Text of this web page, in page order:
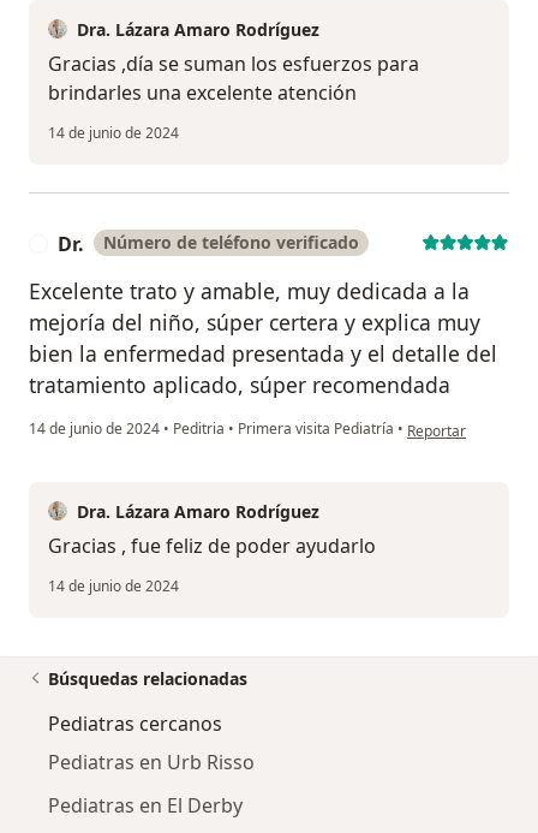
Dra. Lázara Amaro Rodríguez
Gracias ,día se suman los esfuerzos para
brindarles una excelente atención
14 de junio de 2024
Dr. Número de teléfono verificado
Excelente trato y amable, muy dedicada a la
mejoría del niño, súper certera y explica muy
bien la enfermedad presentada y el detalle del
tratamiento aplicado, súper recomendada
14 de junio de 2024 • Peditria • Primera visita Pediatría • en opinión del
Reportar
Dra. Lázara Amaro Rodríguez
Gracias , fue feliz de poder ayudarlo
14 de junio de 2024
Búsquedas relacionadas
Pediatras cercanos
Pediatras en Urb Risso
Pediatras en El Derby